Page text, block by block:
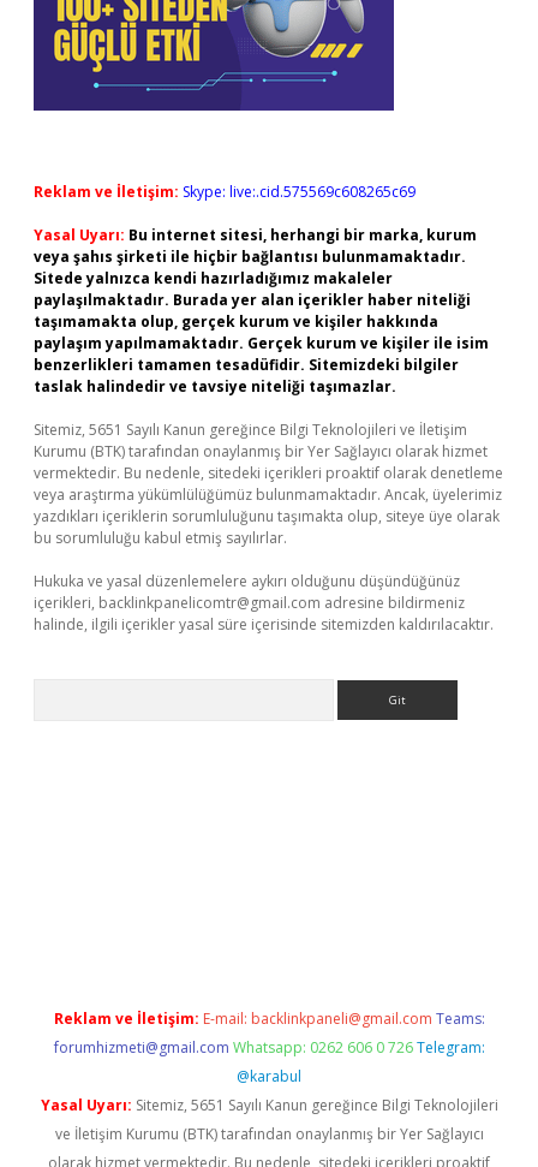
Reklam ve İletişim: Skype: live:.cid.575569c608265c69
Yasal Uyarı: Bu internet sitesi, herhangi bir marka, kurum
veya şahıs şirketi ile hiçbir bağlantısı bulunmamaktadır.
Sitede yalnızca kendi hazırladığımız makaleler
paylaşılmaktadır. Burada yer alan içerikler haber niteliği
taşımamakta olup, gerçek kurum ve kişiler hakkında
paylaşım yapılmamaktadır. Gerçek kurum ve kişiler ile isim
benzerlikleri tamamen tesadüfidir. Sitemizdeki bilgiler
taslak halindedir ve tavsiye niteliği taşımazlar.
Sitemiz, 5651 Sayılı Kanun gereğince Bilgi Teknolojileri ve İletişim
Kurumu (BTK) tarafından onaylanmış bir Yer Sağlayıcı olarak hizmet
vermektedir. Bu nedenle, sitedeki içerikleri proaktif olarak denetleme
veya araştırma yükümlülüğümüz bulunmamaktadır. Ancak, üyelerimiz
yazdıkları içeriklerin sorumluluğunu taşımakta olup, siteye üye olarak
bu sorumluluğu kabul etmiş sayılırlar.
Hukuka ve yasal düzenlemelere aykırı olduğunu düşündüğünüz
içerikleri, backlinkpanelicomtr@gmail.com adresine bildirmeniz
halinde, ilgili içerikler yasal süre içerisinde sitemizden kaldırılacaktır.
Reklam ve İletişim: E-mail: backlinkpaneli@gmail.com Teams:
forumhizmeti@gmail.com Whatsapp: 0262 606 0 726 Telegram:
@karabul
Yasal Uyarı: Sitemiz, 5651 Sayılı Kanun gereğince Bilgi Teknolojileri
ve İletişim Kurumu (BTK) tarafından onaylanmış bir Yer Sağlayıcı
olarak hizmet vermektedir. Bu nedenle, sitedeki içerikleri proaktif